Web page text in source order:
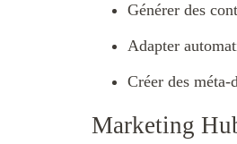
Générer des
Adapter
Créer des
Marketing